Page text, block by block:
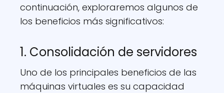
continuación, exploraremos algunos de
los beneficios más significativos:
1. Consolidación de servidores
Uno de los principales beneficios de las
máquinas virtuales es su capacidad